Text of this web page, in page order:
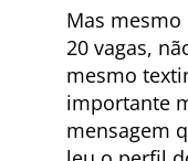
Mas mesmo
20 vagas,
mesmo
importante
mensagem